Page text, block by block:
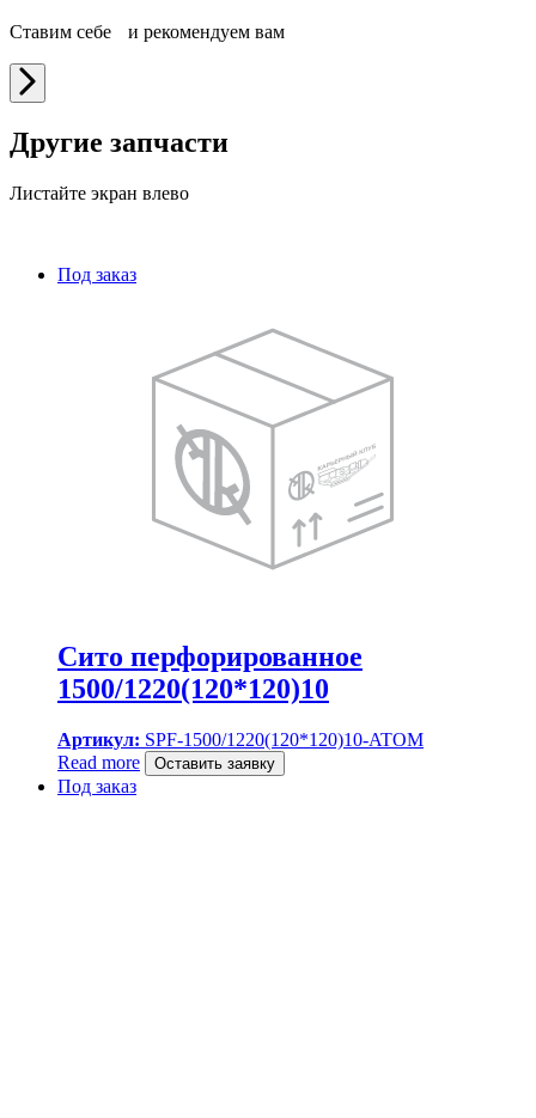
Ставим себе и рекомендуем вам
Другие запчасти
Листайте экран влево
Под заказ
Сито перфорированное
1500/1220(120*120)10
Артикул: SPF-1500/1220(120*120)10-ATOM
Read more
Оставить заявку
Под заказ